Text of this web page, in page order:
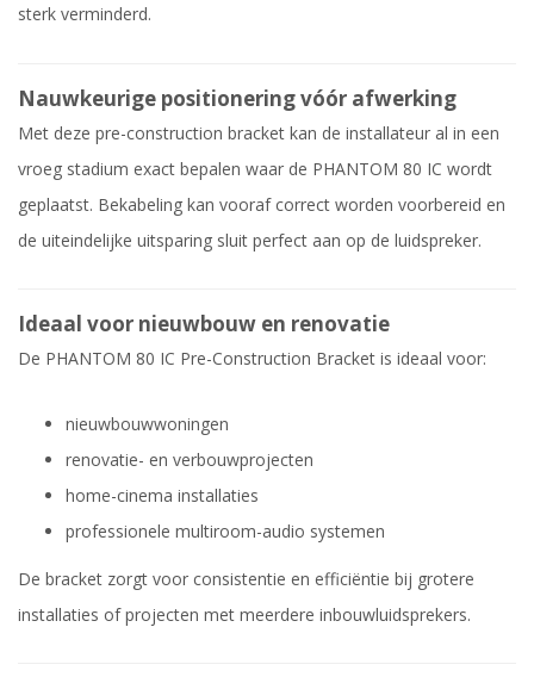
sterk verminderd.
Nauwkeurige positionering vóór afwerking
Met deze pre-construction bracket kan de installateur al in een
vroeg stadium exact bepalen waar de PHANTOM 80 IC wordt
geplaatst. Bekabeling kan vooraf correct worden voorbereid en
de uiteindelijke uitsparing sluit perfect aan op de luidspreker.
Ideaal voor nieuwbouw en renovatie
De PHANTOM 80 IC Pre-Construction Bracket is ideaal voor:
nieuwbouwwoningen
renovatie- en verbouwprojecten
home-cinema installaties
professionele multiroom-audio systemen
De bracket zorgt voor consistentie en efficiëntie bij grotere
installaties of projecten met meerdere inbouwluidsprekers.